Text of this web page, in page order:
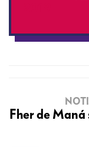
Fher de